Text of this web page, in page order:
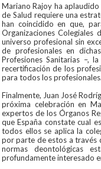
Mariano Rajoy ha
de Salud requiere una
han coincidido en que,
Organizaciones
universo profesional sin
de profesionales en
Profesiones Sanitarias –,
recertificación de los
para todos los profesionales.
Finalmente, Juan José
próxima celebración en
expertos de los Órganos
que España constate cual
todos ellos se aplica la
por parte de estos a través
normas deontológicas
profundamente interesado